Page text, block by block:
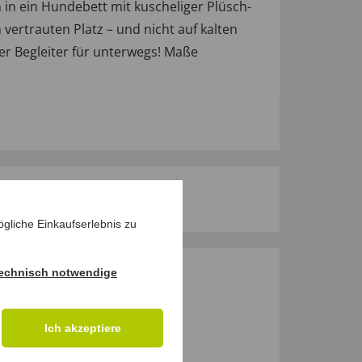
ein Hundebett mit kuscheliger Plüsch-
Platz – und nicht auf kalten
Begleiter für unterwegs! Maße
Einkaufserlebnis zu
notwendige
Ich akzeptiere